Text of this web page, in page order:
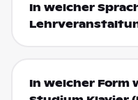
In welcher
In welcher Form